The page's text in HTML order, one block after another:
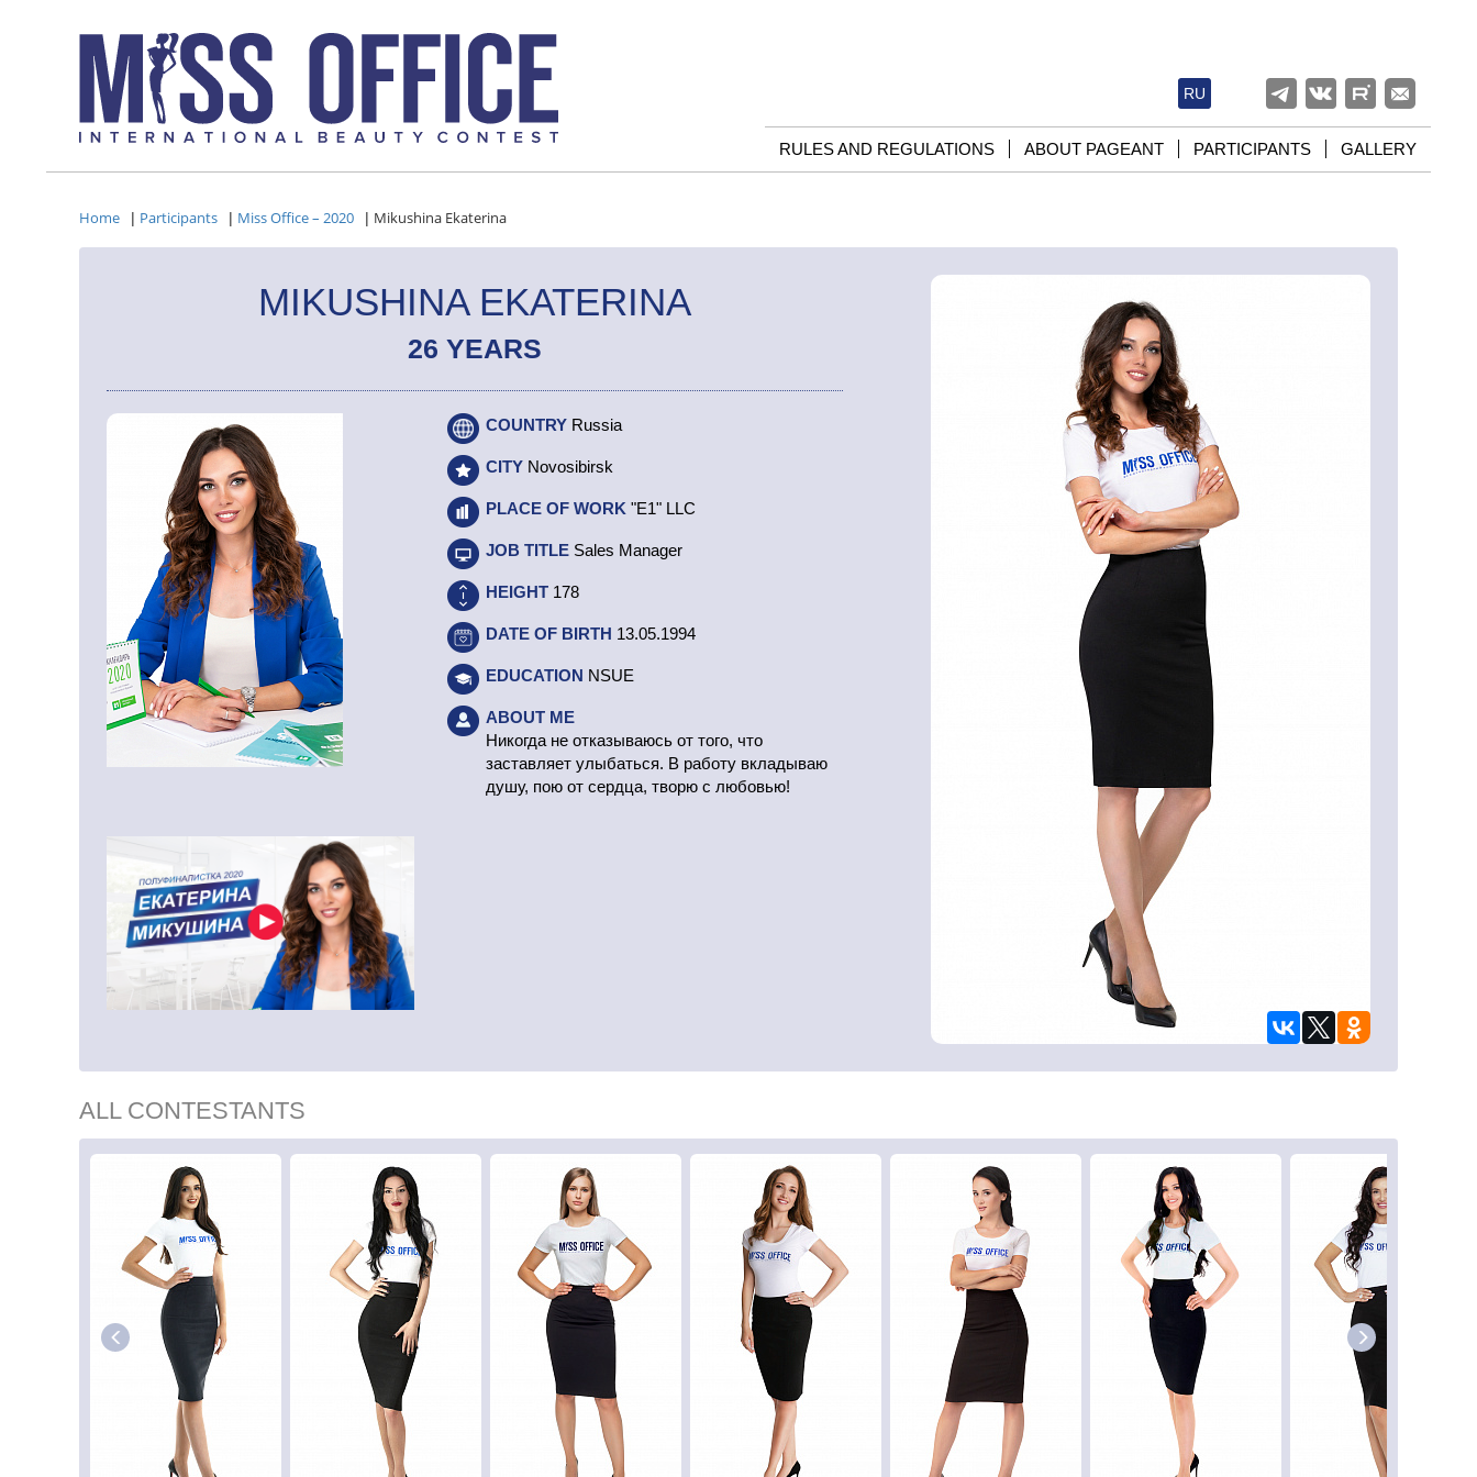
RU
RULES AND REGULATIONS ABOUT PAGEANT PARTICIPANTS GALLERY
Home | Participants | Miss Office – 2020 | Mikushina Ekaterina
MIKUSHINA EKATERINA
26 YEARS
COUNTRY Russia
CITY Novosibirsk
PLACE OF WORK "E1" LLC
JOB TITLE Sales Manager
HEIGHT 178
DATE OF BIRTH 13.05.1994
EDUCATION NSUE
ABOUT ME
Никогда не отказываюсь от того, что
заставляет улыбаться. В работу вкладываю
душу, пою от сердца, творю с любовью!
ALL CONTESTANTS